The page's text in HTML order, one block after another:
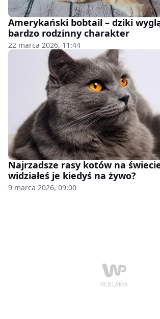
Amerykański bobtail – dziki
bardzo rodzinny charakter
22 marca 2026, 11:44
Najrzadsze rasy kotów na
widziałeś je kiedyś na żywo?
9 marca 2026, 09:00